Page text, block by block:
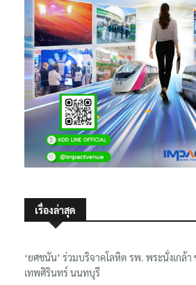
เรื่องล่าสุด
‘ยศชนัน’ ร่วมบริจาคโลหิต รพ. พระนั่งเกล้า
เทพศิรินทร์ นนทบุรี